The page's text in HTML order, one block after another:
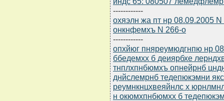
------------
охяэлн жа пт нр 08.09.2005
онкнфемхъ N 266-о
------------
опхйюг пняреумюдгнпю нр
ббедемхх б деиярбхе
тнплхпнбюмхъ опнейрнб
днйслемрнб тедепюкэмни
реумнкнцхвеяйнлс х
н окюмхпнбюмхх б